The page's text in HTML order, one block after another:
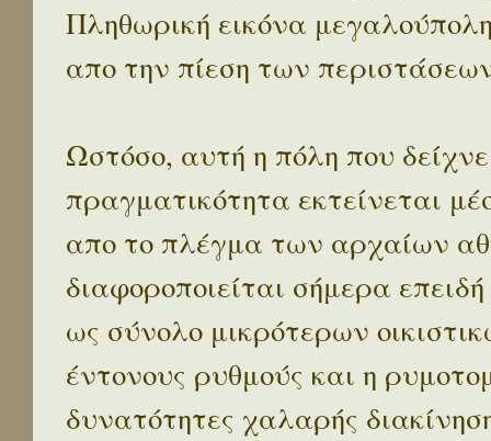
Πληθωρική εικόνα
απο την πίεση των
Ωστόσο, αυτή η πόλη που
πραγματικότητα εκτείνεται
απο το πλέγμα των αρχαίων
διαφοροποιείται σήμερα
ως σύνολο μικρότερων
έντονους ρυθμούς και η
δυνατότητες χαλαρής